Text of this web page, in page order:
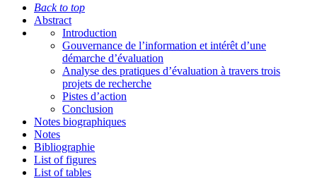
Back to top
Abstract
Introduction
Gouvernance de l’information et intérêt d’une
démarche d’évaluation
Analyse des pratiques d’évaluation à travers trois
projets de recherche
Pistes d’action
Conclusion
Notes biographiques
Notes
Bibliographie
List of figures
List of tables